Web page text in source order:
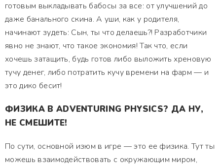
готовым выкладывать бабосы за все: от улучшений до
даже банального скина. А уши, как у родителя,
начинают зудеть: Сын, ты что делаешь?! Разработчики
явно не знают, что такое экономия! Так что, если
хочешь затащить, будь готов либо выложить хреновую
тучу денег, либо потратить кучу времени на фарм — и
это дико бесит!
ФИЗИКА В ADVENTURING PHYSICS? ДА НУ,
НЕ СМЕШИТЕ!
По сути, основной изюм в игре — это ее физика. Тут ты
можешь взаимодействовать с окружающим миром,